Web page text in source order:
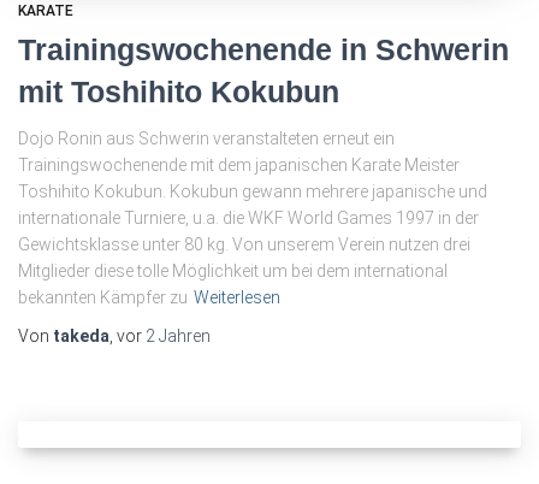
KARATE
Trainingswochenende in Schwerin
mit Toshihito Kokubun
Dojo Ronin aus Schwerin veranstalteten erneut ein
Trainingswochenende mit dem japanischen Karate Meister
Toshihito Kokubun. Kokubun gewann mehrere japanische und
internationale Turniere, u.a. die WKF World Games 1997 in der
Gewichtsklasse unter 80 kg. Von unserem Verein nutzen drei
Mitglieder diese tolle Möglichkeit um bei dem international
bekannten Kämpfer zu Weiterlesen
Von takeda , vor 2 Jahren